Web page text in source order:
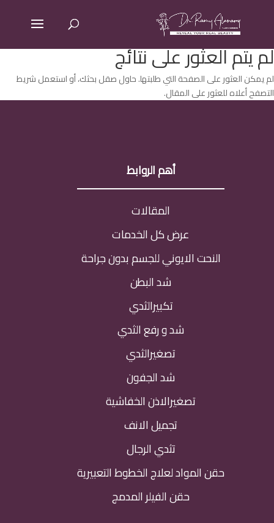
لم يتم العثور على نتائج
لم يمكن العثور على الصفحة التي طلبتها. حاول صقل بحثك، أو استعمل شريط
التصفح أعلاه للعثور على المقال.
أهم الروابط
المقالات
عرض كل الخدمات
النحت الايوني للجسم بدون جراحة
شد البطن
تكبيرالثدي
شد و رفع الثدي
تصغيرالثدي
شد الجفون
تصغيرالاذن الخفاشية
تجميل الانف
تثدي الرجال
حقن المواد لعلاج الخطوط التعبيرية
حقن الفيلر المدمج